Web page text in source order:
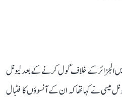
الجزائر کے خلاف گول کرنے کے بعد لیونل
میسی نے کہا تھا کہ ان کے آنسوؤں کا فٹبال